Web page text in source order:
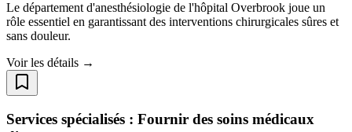
Le département d'anesthésiologie de l'hôpital Overbrook joue un
rôle essentiel en garantissant des interventions chirurgicales sûres et
sans douleur.
Voir les détails →
Services spécialisés : Fournir des soins médicaux